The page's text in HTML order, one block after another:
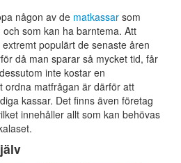
någon av de matkassar som
som kan ha barntema. Att
populärt de senaste åren
då man sparar så mycket tid, får
inte kostar en
matfrågan är därför att
kassar. Det finns även företag
innehåller allt som kan behövas